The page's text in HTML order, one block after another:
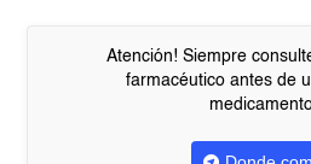
Atención! Siempre
farmacéutico antes de